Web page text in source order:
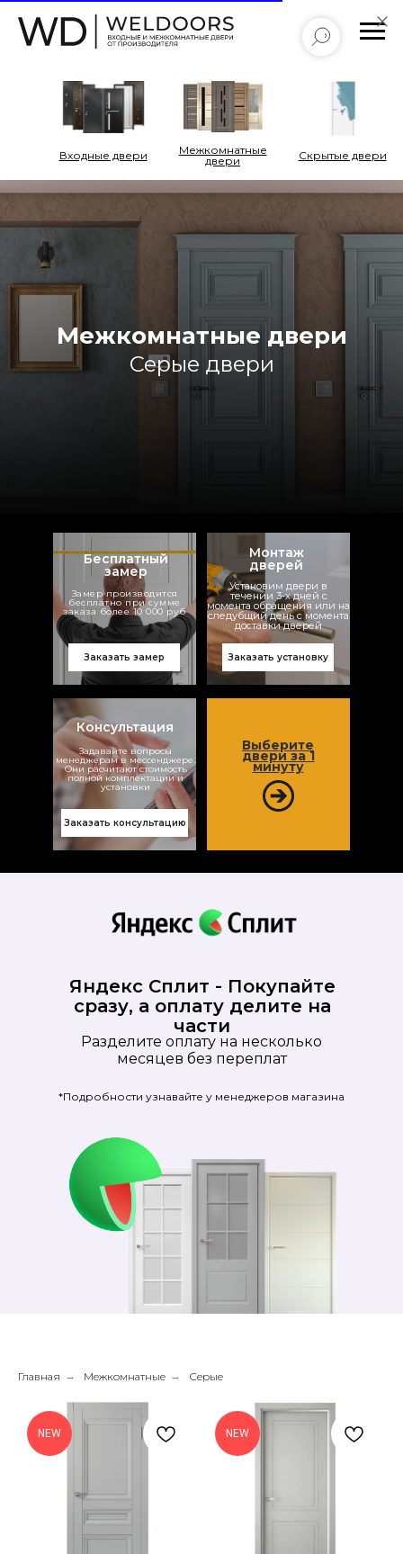
Cкрытые двери
Входные двери
Межкомнатные
двери
Межкомнатные двери
Серые двери
Монтаж
дверей
Консультация
Замер производится
бесплатно при сумме
заказа более 10 000 руб
Бесплатный
замер
Установим двери в
течении 3-х дней с
момента обращения или на
следубщий день с момента
доставки дверей
Задавайте вопросы
менеджерам в мессенджере.
Они расчитают стоимость
полной комплектации и
установки
Заказать замер
Заказать консультацию
Заказать установку
Выберите
двери за 1
минуту
Разделите оплату на несколько
месяцев без переплат
Яндекс Сплит - Покупайте
сразу, а оплату делите на
части
*Подробности узнавайте у менеджеров магазина
Главная → Межкомнатные → Серые
NEW NEW